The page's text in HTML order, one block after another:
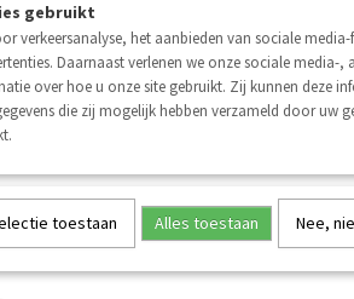
(inclusief btw 21%)
gebruikt
verkeersanalyse, het aanbieden van sociale media-
Daarnaast verlenen we onze sociale media-,
over hoe u onze site gebruikt. Zij kunnen deze
die zij mogelijk hebben verzameld door uw
toestaan Alles toestaan Nee,